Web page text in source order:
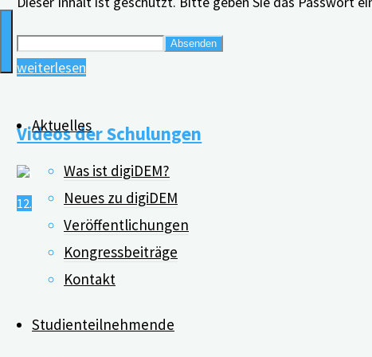
Aktuelles
Was ist digiDEM?
Neues zu digiDEM
Veröffentlichungen
Kongressbeiträge
Kontakt
Studienteilnehmende
weiterlesen
der
Teilnehmendengewinnung
wichtig?"
Videos der Schulungen
12.02.202222.12.2022